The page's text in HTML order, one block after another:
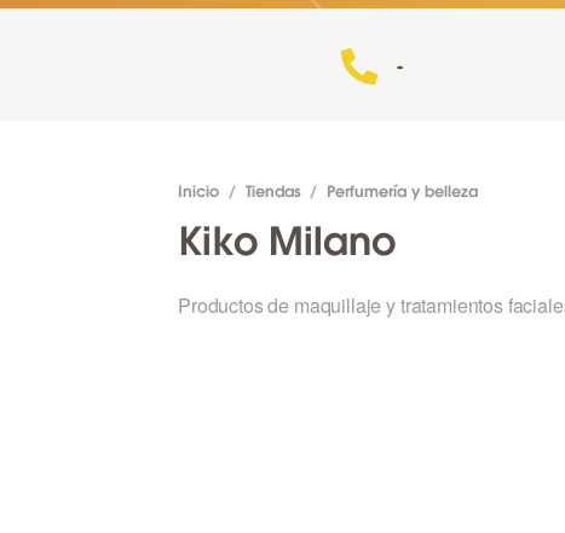
-
Inicio / Tiendas / Perfumería y belleza
Kiko Milano
Productos de maquillaje y tratamientos